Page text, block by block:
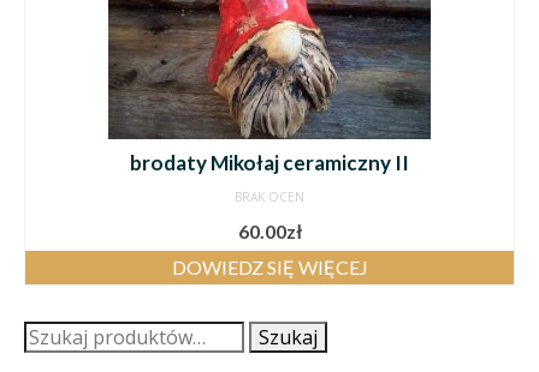
brodaty Mikołaj ceramiczny II
BRAK OCEN
60.00zł
DOWIEDZ SIĘ WIĘCEJ
Szukaj: Szukaj